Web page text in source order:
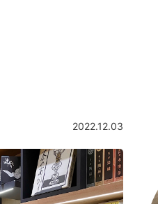
2022.12.03